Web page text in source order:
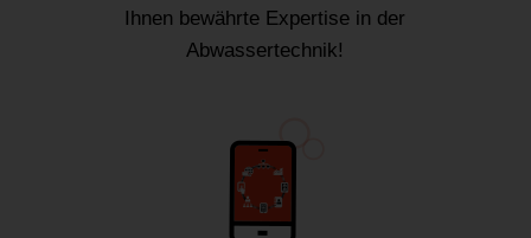
Ihnen bewährte Expertise in der
Abwassertechnik!